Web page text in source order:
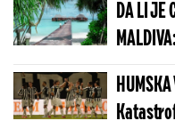
DA LI JE
može da